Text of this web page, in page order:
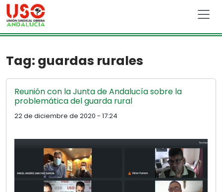
Skip to main content
Tag: guardas rurales
Reunión con la Junta de Andalucía sobre la
problemática del guarda rural
22 de diciembre de 2020 - 17:24